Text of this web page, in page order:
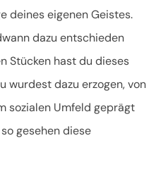
deines eigenen Geistes.
dazu entschieden
Stücken hast du dieses
wurdest dazu erzogen, von
sozialen Umfeld geprägt
gesehen diese